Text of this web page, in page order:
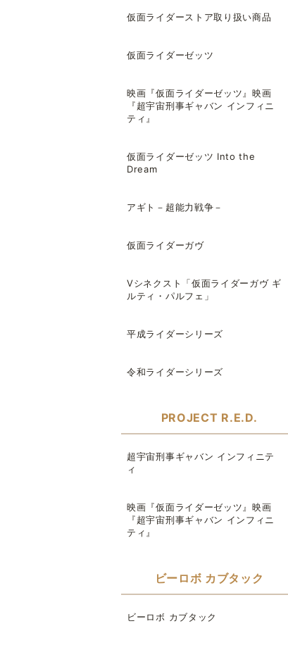
仮面ライダーストア取り扱い商品
仮面ライダーゼッツ
映画『仮面ライダーゼッツ』映画
『超宇宙刑事ギャバン インフィニ
ティ』
仮面ライダーゼッツ Into the
Dream
アギト－超能力戦争－
仮面ライダーガヴ
Vシネクスト「仮面ライダーガヴ ギ
ルティ・パルフェ」
平成ライダーシリーズ
令和ライダーシリーズ
PROJECT R.E.D.
超宇宙刑事ギャバン インフィニテ
ィ
映画『仮面ライダーゼッツ』映画
『超宇宙刑事ギャバン インフィニ
ティ』
ビーロボ カブタック
ビーロボ カブタック